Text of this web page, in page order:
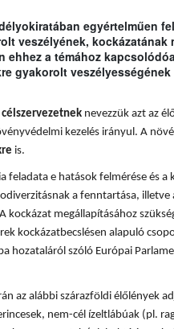
egyértelműen
veszélyének, kockázatának
ehhez a témához
gyakorolt
célszervezetneknevezzük azt az
kezelés irányul. A
is.
feladata e hatások felmérése és a
a fenntartása,
kockázat megállapításához
kockázatbecslésen alapuló
hozataláról szóló Európai
az alábbi szárazföldi élőlények
nem-cél ízeltlábúak (pl.